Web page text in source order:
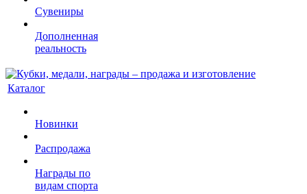
Сувениры
Дополненная
реальность
Каталог
Новинки
Распродажа
Награды по
видам спорта